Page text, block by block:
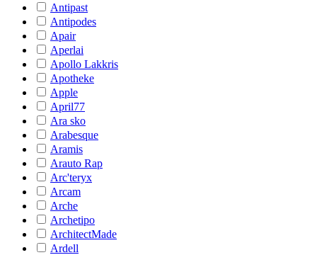
Antipast
Antipodes
Apair
Aperlai
Apollo Lakkris
Apotheke
Apple
April77
Ara sko
Arabesque
Aramis
Arauto Rap
Arc'teryx
Arcam
Arche
Archetipo
ArchitectMade
Ardell